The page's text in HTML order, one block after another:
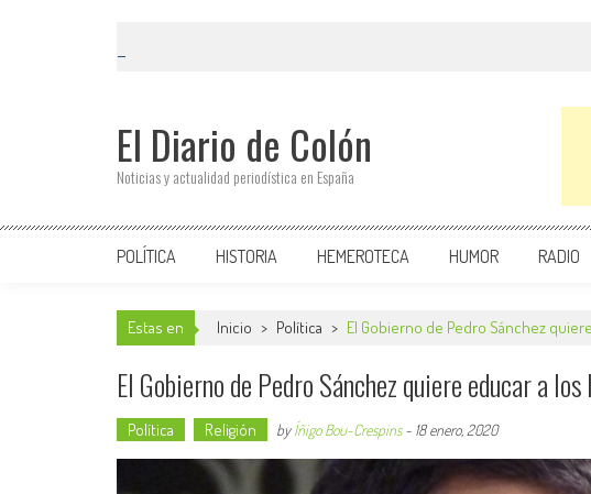
El Diario de Colón
Noticias y actualidad periodística en España
POLÍTICA HISTORIA HEMEROTECA HUMOR RADIO
Estas en Inicio > Política > El Gobierno de Pedro Sánchez
El Gobierno de Pedro Sánchez quiere educar a
Política Religión byÍñigo Bou-Crespins- 18 enero, 2020